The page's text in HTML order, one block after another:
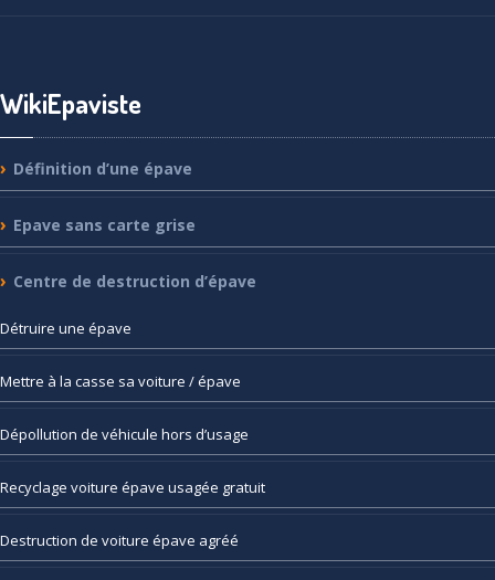
WikiEpaviste
Définition d’une épave
Epave sans carte grise
Centre de destruction d’épave
Détruire une épave
Mettre à la casse sa voiture / épave
Dépollution de véhicule hors d’usage
Recyclage voiture épave usagée gratuit
Destruction de voiture épave agréé